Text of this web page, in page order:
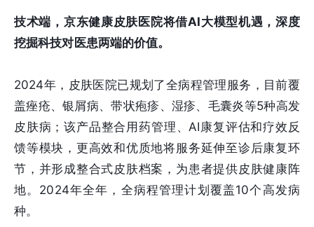
技术端，京东健康皮肤医院将借AI大模型机遇，深度
挖掘科技对医患两端的价值。
2024年，皮肤医院已规划了全病程管理服务，目前覆
盖痤疮、银屑病、带状疱疹、湿疹、毛囊炎等5种高发
皮肤病；该产品整合用药管理、AI康复评估和疗效反
馈等模块，更高效和优质地将服务延伸至诊后康复环
节，并形成整合式皮肤档案，为患者提供皮肤健康阵
地。2024年全年，全病程管理计划覆盖10个高发病
种。